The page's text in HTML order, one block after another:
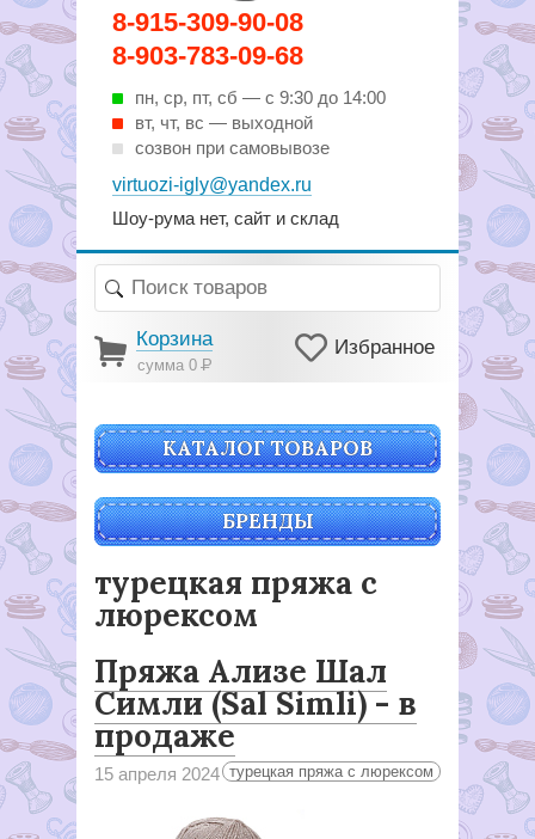
8-915-309-90-08
8-903-783-09-68
пн, ср, пт, cб — с 9:30 до 14:00
вт, чт, вс — выходной
созвон при самовывозе
virtuozi-igly@yandex.ru
Шоу-рума нет, сайт и склад
Вирутозы иглы. Товары для
шитья и рукоделья
Корзина
сумма 0Р
Избранное
КАТАЛОГ ТОВАРОВ
БРЕНДЫ
турецкая пряжа с
люрексом
Пряжа Ализе Шал
Симли (Sal Simli) - в
продаже
15 апреля 2024 турецкая пряжа с люрексом